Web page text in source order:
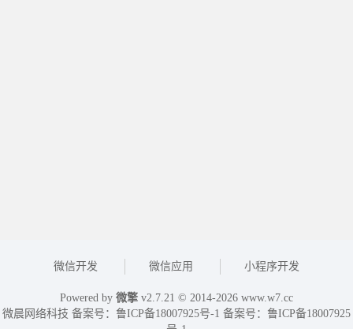
微信开发 微信应用 小程序开发
Powered by 微擎 v2.7.21 © 2014-2026 www.w7.cc
微晨网络科技 备案号： 鲁ICP备18007925号-1 备案号： 鲁ICP备18007925